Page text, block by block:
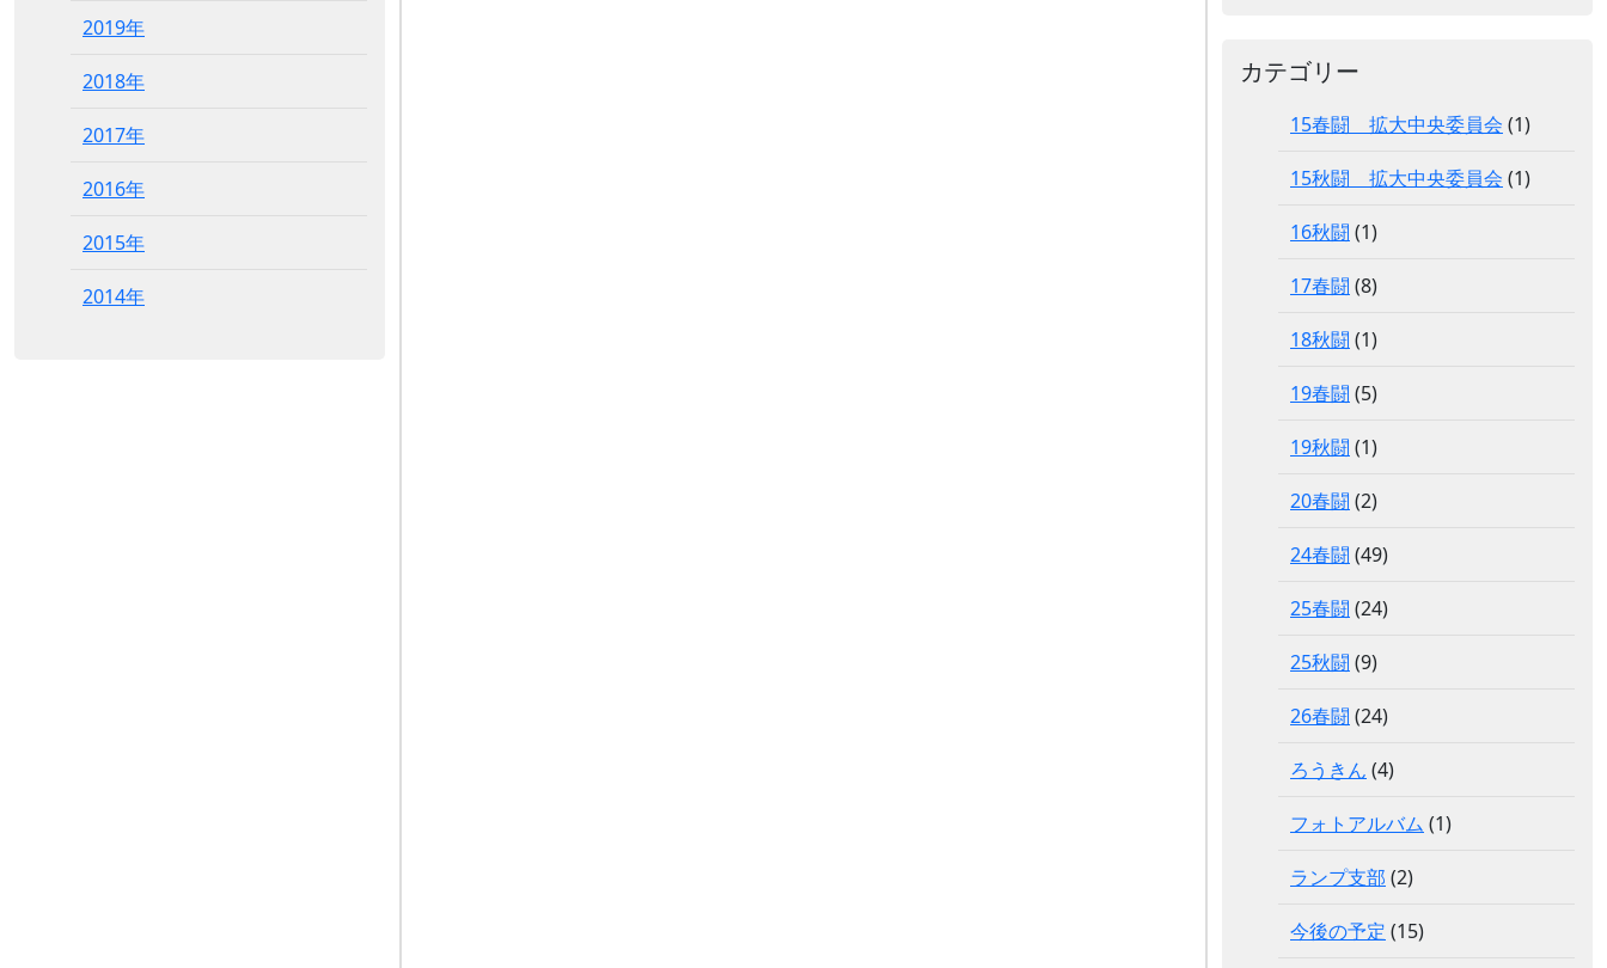
2019年
2018年
2017年
2016年
2015年
2014年
カテゴリー
15春闘 拡大中央委員会 (1)
15秋闘 拡大中央委員会 (1)
16秋闘 (1)
17春闘 (8)
18秋闘 (1)
19春闘 (5)
19秋闘 (1)
20春闘 (2)
24春闘 (49)
25春闘 (24)
25秋闘 (9)
26春闘 (24)
ろうきん (4)
フォトアルバム (1)
ランプ支部 (2)
今後の予定 (15)